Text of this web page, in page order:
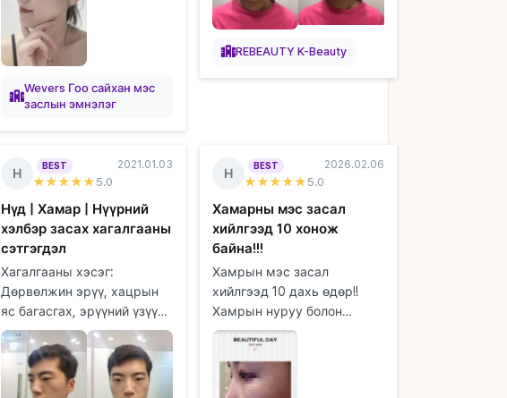
хийлгэх гэж байгаа ...
Wevers Гоо сайхан мэс
заслын эмнэлэг
REBEAUTY K-Beauty
Н
BEST
★★★★★ 5.0
2021.01.03
Нүд | Хамар | Нүүрний
хэлбэр засах хагалгааны
сэтгэгдэл
Хагалгааны хэсэг:
Дөрвөлжин эрүү, хацрын
яс багасгах, эрүүний үзүүр,
ясны гадна давхарга авах
(cortical osteotomy),
эрүүний суулгац авахуулах,
давхраа...
Н
BEST
★★★★★ 5.0
2026.02.06
Хамарны мэс засал
хийлгээд 10 хонож
байна!!!
Хамрын мэс засал
хийлгээд 10 дахь өдөр!!
Хамрын нуруу болон
үзүүрийг хийлгэсэн!! Юуны
өмнө, эндхийн хүлээн
авахын эгч нар болон
сувилагч эгч нар...